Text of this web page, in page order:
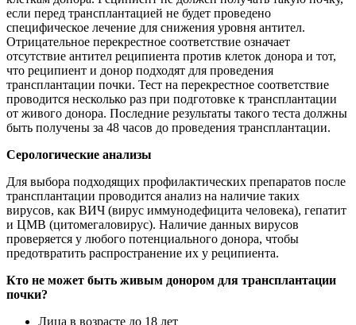
если перед трансплантацией не будет проведено
специфическое лечение для снижения уровня антител.
Отрицательное перекрестное соответствие означает
отсутствие антител реципиента против клеток донора и тот,
что реципиент и донор подходят для проведения
трансплантации почки. Тест на перекрестное соответствие
проводится несколько раз при подготовке к трансплантации
от живого донора. Последние результаты такого теста должны
быть получены за 48 часов до проведения трансплантации.
Серологические анализы
Для выбора подходящих профилактических препаратов после
трансплантации проводится анализ на наличие таких
вирусов, как ВИЧ (вирус иммунодефицита человека), гепатит
и ЦМВ (цитомегаловирус). Наличие данных вирусов
проверяется у любого потенциального донора, чтобы
предотвратить распространение их у реципиента.
Кто не может быть живым донором для трансплантации
почки?
Лица в возрасте до 18 лет